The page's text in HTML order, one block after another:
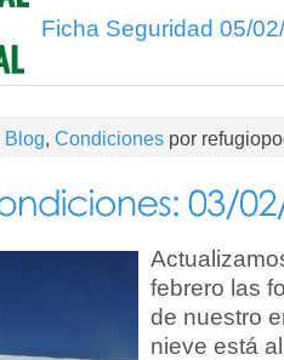
Ficha Seguridad 05/
Blog, Condiciones por
febrero las
de nuestro
nieve está